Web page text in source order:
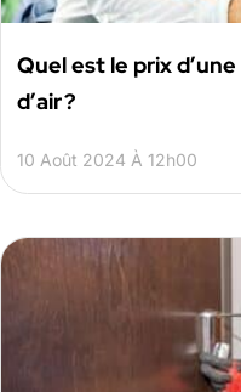
Quel est le prix
d’air ?
10 Août 2024 À 12h00